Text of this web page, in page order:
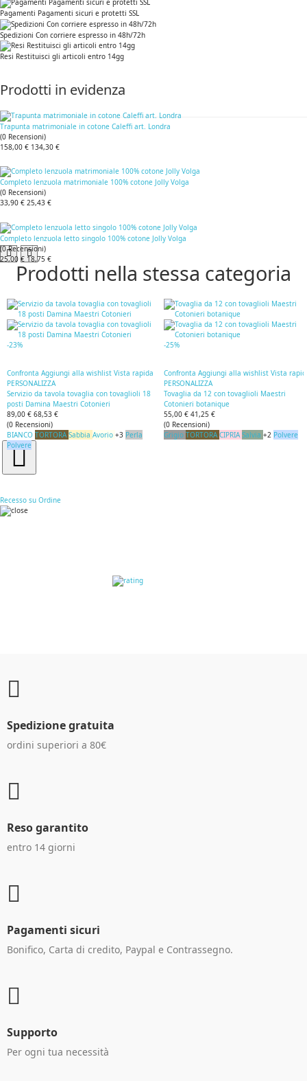
Pagamenti Pagamenti sicuri e protetti SSL
Spedizioni Con corriere espresso in 48h/72h
Resi Restituisci gli articoli entro 14gg
Prodotti in evidenza
Trapunta matrimoniale in cotone Caleffi art. Londra
(0 Recensioni)
158,00 € 134,30 €
Completo lenzuola matrimoniale 100% cotone Jolly Volga
(0 Recensioni)
33,90 € 25,43 €
Completo lenzuola letto singolo 100% cotone Jolly Volga
(0Recensioni)
25,00 € 18,75 €
Prodotti nella stessa categoria
-23%
Confronta Aggiungi alla wishlist Vista rapida
PERSONALIZZA
Servizio da tavola tovaglia con tovaglioli 18
posti Damina Maestri Cotonieri
89,00 € 68,53 €
(0 Recensioni)
BIANCO TORTORA Sabbia Avorio +3 Perla
Polvere
-25%
Confronta Aggiungi alla wishlist Vista
PERSONALIZZA
Tovaglia da 12 con tovaglioli Maestri
Cotonieri botanique
55,00 € 41,25 €
(0 Recensioni)
Grigio TORTORA CIPRIA Salvia +2 Polvere
Recesso su Ordine
RECENSIONI DEI
Spedizione gratuita
ordini superiori a 80€
Reso garantito
entro 14 giorni
Pagamenti sicuri
Bonifico, Carta di credito, Paypal e Contrassegno.
Supporto
Per ogni tua necessità